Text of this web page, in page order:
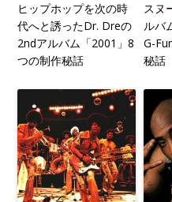
ヒップホップを次の時
代へと誘ったDr. Dreの
2ndアルバム「2001」8
つの制作秘話
スヌ
ルバ
G-
秘話